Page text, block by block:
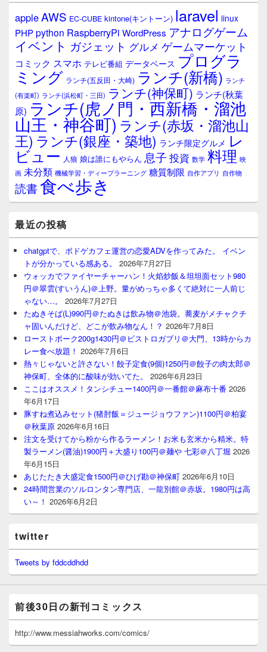
ウ
ィ
ジ
ェ
ア
appleAWS EC-CUBE kintone(キントーン) laravel linux
PHPpython RaspberryPi WordPress アナログゲーム
イベント ガジェット グルメ ゲームマーケット
コミック スマホ テレビ番組 データベース プログラ
ミング ランチ(五反田・大崎) ランチ(新橋) ランチ
(有楽町) ランチ(浜松町・三田) ランチ(神保町) ランチ(秋葉
原) ランチ(虎ノ門・西新橋・溜池
山王・神谷町) ランチ(赤坂・溜池山
王) ランチ(銀座・築地) ランチ限定グルメ レ
ビュー 人狼 娘は誰にもやらん 息子 投資 数学 料理 映
画 未分類 機械学習・ディープラーニング 糖質制限 自作アプリ 自作物
読書食べ歩き
最近の投稿
chatgptで、ボドゲカフェ運営の恋愛ADVを作ってみた。 イベン
トが分かっている感ある。
2026年7月27日
ウォッカでファイヤーチャーハン！火焰炒飯＆坦坦面セット980
円＠翠雲(すいうん)＠上野。量がめっちゃ多くて絶対に一人前じ
ゃない…。
2026年7月27日
たぬきそば(L)990円＠たぬきは飲み物＠池袋。蕎麦がメチャクチ
ャ固いんだけど、どこが飲み物なん！？ 2026年7月8日
ローストポーク200g1430円＠ビストロガブリ＠大門、13時からカ
レー食べ放題！ 2026年7月6日
熱々じゃないと許さない！餃子定食(9個)1250円＠餃子の肉太郎＠
神保町、全体的に酸味が効いてた。
2026年6月23日
ここはオススメ！タンシチュー1400円＠一番館＠麻布十番 2026
年6月17日
豚すね煮込みセット(猪肘飯＝ジュージョウファン)1100円＠柏宴
＠秋葉原 2026年6月16日
注文を受けてから粉から作るラーメン！お米も玄米から精米。特
製ラーメン(醤油)1900円＋大盛り100円＠麺や 七彩＠八丁堀 2026
年6月15日
あじたたき大盛定食1500円＠ひげ勘＠神保町 2026年6月10日
24時間営業のソルロンタン専門店、一龍別館＠赤坂。1980円は高
い～！ 2026年6月2日
twitter
Tweets by fddcddhdd
前後30日の新刊コミックス
http://www.messiahworks.com/comics/